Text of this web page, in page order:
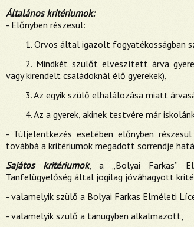
Általános kritériumok:
- Előnyben részesül:
1. Orvos által igazolt fogyatékosságban
2. Mindkét szülőt elveszített árva
vagy kirendelt családoknál élő gyerekek),
3. Az egyik szülő elhalálozása miatt
4. Az a gyerek, akinek testvére már
- Túljelentkezés esetében előnyben
továbbá a kritériumok megadott sorrendje
Sajátos kritériumok, a „Bolyai Farkas”
Tanfelügyelőség által jogilag jóváhagyott
- valamelyik szülő a Bolyai Farkas Elméleti
- valamelyik szülő a tanügyben alkalmazott,